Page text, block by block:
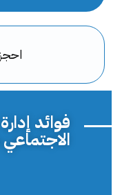
فوائد